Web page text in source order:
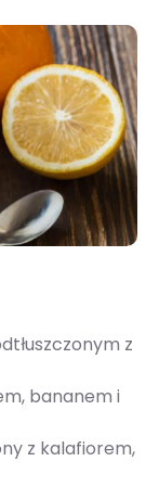
z
bananem i
z kalafiorem,